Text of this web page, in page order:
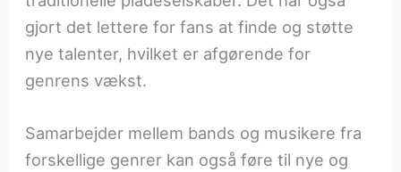
gjort det lettere for fans at finde og støtte
nye talenter, hvilket er afgørende for
genrens vækst.
Samarbejder mellem bands og musikere fra
forskellige genrer kan også føre til nye og